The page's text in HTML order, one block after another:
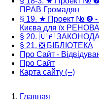
ПРАВ Громадян
§ 19. ★ Проект № ❽ -
Києва для їх
§ 20. 🇺🇦
§ 21. ❎ БІБЛІОТЕКА
Про Сайт -
Про Сайт
Карта сайту (--)
Главная